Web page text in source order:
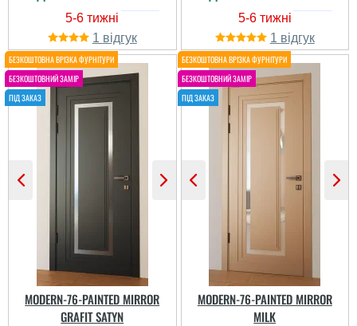
Леонід
Цікаві двері.
Виглядають незвично.
Як людина, яка
працювала зі
можу констатувати, що
також. Ціна страшна на
сьогоднішній день......
Роман
Трохи засмутила
фурнітура. Якось не
Так же і по функціоналу.
1 1
MODERN-76-PAINTED MIRROR
GRAFIT SATYN
MODERN-76-PAINTED MIRROR
MILK